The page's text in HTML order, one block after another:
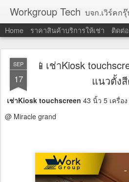
Workgroup Tech บจก.เวิร์คกรุ๊ป เทค บริการให้ เช่าคอมพิวเตอร์ โน้ตบุ๊ค โปรเจ
Home ราคาสินค้าบริการให้เช่า ติดต่
SEP
17
📱เช่าKiosk
แนวตั้งสี
เช่าKiosk touchscreen 43 นิ้ว 5 เครื่อ
@ Miracle grand